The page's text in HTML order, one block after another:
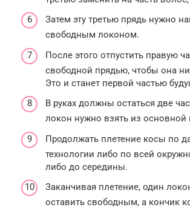
Затем эту третью прядь нужно
свободным локоном.
После этого отпустить правую
свободной прядью, чтобы она
Это и станет первой частью
В руках должны остаться две
локон нужно взять из
Продолжать плетение косы по
технологии либо по всей
либо до середины.
Заканчивая плетение, один
оставить свободным, а кончик